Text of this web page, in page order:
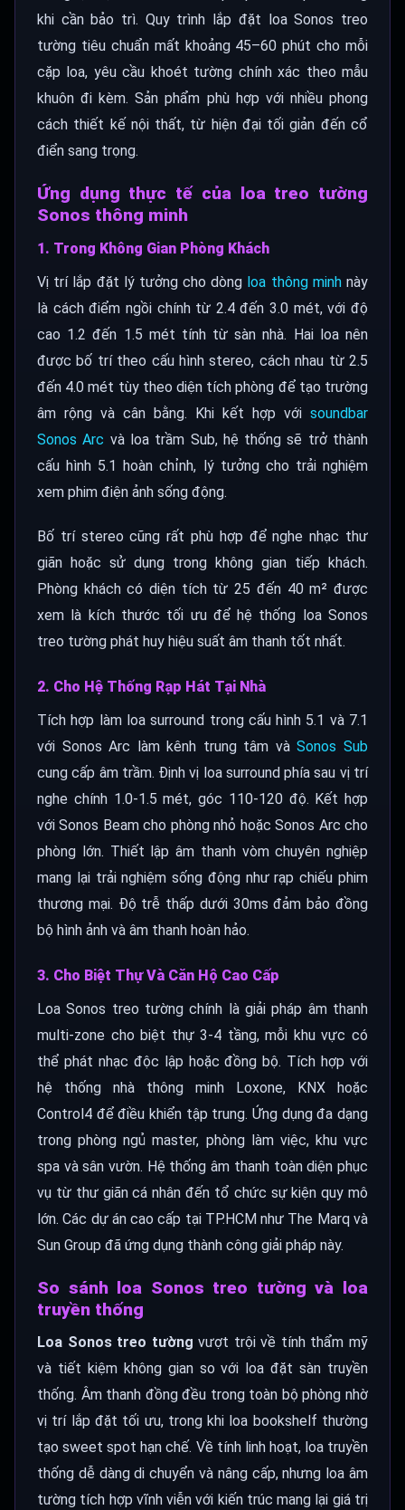
khi cần bảo trì. Quy trình lắp đặt loa Sonos treo
tường tiêu chuẩn mất khoảng 45–60 phút cho mỗi
cặp loa, yêu cầu khoét tường chính xác theo mẫu
khuôn đi kèm. Sản phẩm phù hợp với nhiều phong
cách thiết kế nội thất, từ hiện đại tối giản đến cổ
điển sang trọng.
Ứng dụng thực tế của loa treo tường
Sonos thông minh
1. Trong Không Gian Phòng Khách
Vị trí lắp đặt lý tưởng cho dòng loa thông minhnày
là cách điểm ngồi chính từ 2.4 đến 3.0 mét, với độ
cao 1.2 đến 1.5 mét tính từ sàn nhà. Hai loa nên
được bố trí theo cấu hình stereo, cách nhau từ 2.5
đến 4.0 mét tùy theo diện tích phòng để tạo trường
âm rộng và cân bằng. Khi kết hợp với soundbar
Sonos Arc và loa trầm Sub, hệ thống sẽ trở thành
cấu hình 5.1 hoàn chỉnh, lý tưởng cho trải nghiệm
xem phim điện ảnh sống động.
Bố trí stereo cũng rất phù hợp để nghe nhạc thư
giãn hoặc sử dụng trong không gian tiếp khách.
Phòng khách có diện tích từ 25 đến 40 m² được
xem là kích thước tối ưu để hệ thống loa Sonos
treo tường phát huy hiệu suất âm thanh tốt nhất.
2. Cho Hệ Thống Rạp Hát Tại Nhà
Tích hợp làm loa surround trong cấu hình 5.1 và 7.1
với Sonos Arc làm kênh trung tâm vàSonos Sub
cung cấp âm trầm. Định vị loa surround phía sau vị trí
nghe chính 1.0-1.5 mét, góc 110-120 độ. Kết hợp
với Sonos Beam cho phòng nhỏ hoặc Sonos Arc cho
phòng lớn. Thiết lập âm thanh vòm chuyên nghiệp
mang lại trải nghiệm sống động như rạp chiếu phim
thương mại. Độ trễ thấp dưới 30ms đảm bảo đồng
bộ hình ảnh và âm thanh hoàn hảo.
3. Cho Biệt Thự Và Căn Hộ Cao Cấp
Loa Sonos treo tường chính là giải pháp âm thanh
multi-zone cho biệt thự 3-4 tầng, mỗi khu vực có
thể phát nhạc độc lập hoặc đồng bộ. Tích hợp với
hệ thống nhà thông minh Loxone, KNX hoặc
Control4 để điều khiển tập trung. Ứng dụng đa dạng
trong phòng ngủ master, phòng làm việc, khu vực
spa và sân vườn. Hệ thống âm thanh toàn diện phục
vụ từ thư giãn cá nhân đến tổ chức sự kiện quy mô
lớn. Các dự án cao cấp tại TP.HCM như The Marq và
Sun Group đã ứng dụng thành công giải pháp này.
So sánh loa Sonos treo tường và loa
truyền thống
Loa Sonos treo tường vượt trội về tính thẩm mỹ
và tiết kiệm không gian so với loa đặt sàn truyền
thống. Âm thanh đồng đều trong toàn bộ phòng nhờ
vị trí lắp đặt tối ưu, trong khi loa bookshelf thường
tạo sweet spot hạn chế. Về tính linh hoạt, loa truyền
thống dễ dàng di chuyển và nâng cấp, nhưng loa âm
tường tích hợp vĩnh viễn với kiến trúc mang lại giá trị